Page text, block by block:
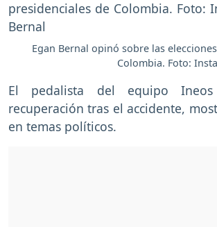
Egan Bernal opinó sobre las
Colombia. Foto:
El pedalista del equipo
recuperación tras el accidente,
en temas políticos.